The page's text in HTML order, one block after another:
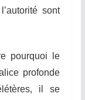
sont
pourquoi le
profonde
il se